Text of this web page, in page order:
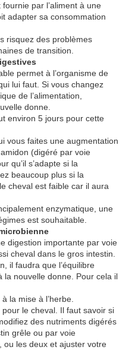
par l’aliment à une
adapter sa consommation
risquez des problèmes
de transition.
permet à l’organisme de
lui faut. Si vous changez
de l’alimentation,
donne.
environ 5 jours pour cette
vous faites une augmentation
(digéré par voie
qu’il s’adapte si la
beaucoup plus si la
cheval est faible car il aura
enzymatique, une
est souhaitable.
digestion importante par voie
cheval dans le gros intestin.
il faudra que l’équilibre
la nouvelle donne. Pour cela il
la mise à l’herbe.
le cheval. Il faut savoir si
des nutriments digérés
grêle ou par voie
ou les deux et ajuster votre